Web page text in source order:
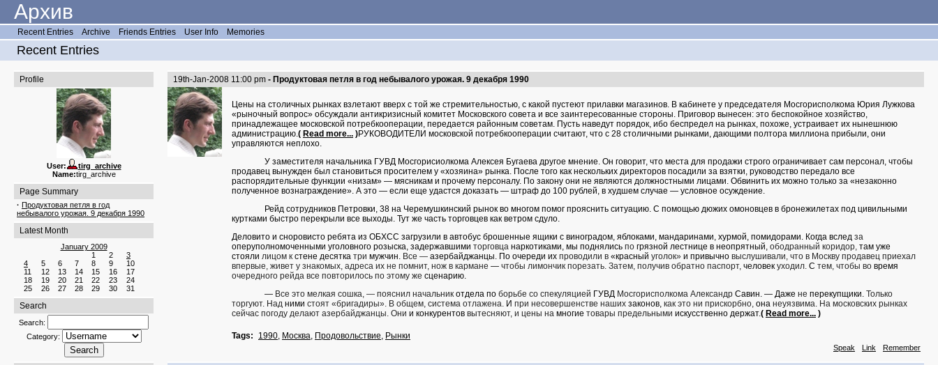
Архив
Recent Entries Archive Friends Entries User Info Memories
Recent Entries
Profile
User:
tirg_archive
Name:tirg_archive
Page Summary
· Продуктовая петля в год
небывалого урожая. 9 декабря 1990
Latest Month
January 2009
1
2
3
4
5 6 7 8 9
10
11
12 13 14 15 16
17
18
19 20 21 22 23
24
25
26 27 28 29 30 31
Search
Search:
Category:
19th-Jan-2008 11:00 pm - Продуктовая петля в год небывалого урожая. 9 декабря 1990
Цены на столичных рынках взлетают вверх с той же стремительностью, с какой пустеют прилавки магазинов. В кабинете у председателя Мосгорисполкома Юрия Лужкова
«рыночный вопрос» обсуждали антикризисный комитет Московского совета и все заинтересованные стороны. Приговор вынесен: это беспокойное хозяйство,
принадлежащее московской потребкооперации, передается районным советам. Пусть наведут порядок, ибо беспредел на рынках, похоже, устраивает их нынешнюю
администрацию.( Read more... )РУКОВОДИТЕЛИ московской потребкооперации считают, что с 28 столичными рынками, дающими полтора миллиона прибыли, они
управляются неплохо.
У заместителя начальника ГУВД Мосгорисиолкома Алексея Бугаева другое мнение. Он говорит, что ме­ста для продажи строго ограничи­вает сам персонал, чтобы
продавец вынужден был становиться проси­телем у «хозяина» рынка. После того как нескольких директоров по­садили за взятки, руководство пере­дало все
распорядительные функ­ции «низам» — мясникам и прочему персоналу. По закону они не явля­ются должностными лицами. Обви­нить их можно только за «неза­конно
полученное вознагражде­ние». А это — если еще удастся до­казать — штраф до 100 рублей, в худшем случае — условное осужде­ние.
Рейд сотрудников Петровки, 38 на Черемушкинский рынок во многом помог прояснить ситуацию. С по­мощью дюжих омоновцев в броне­жилетах под цивильными
куртками быстро перекрыли все выходы. Тут же часть торговцев как ветром сдуло.
Деловито и сноровисто ребята из ОБХСС загрузили в автобус брошен­ные ящики с виноградом, яблоками, мандаринами, хурмой, помидорами. Когда вслед за
оперуполномоченными уголовного розыска, задержавшими торговца наркотиками, мы поднялись по грязной лестнице в неопрятный, ободранный коридор, там уже
стояли лицом к стене десятка три мужчин. Все — азербайджанцы. По очереди их проводили в «красный уголок» и при­вычно выслушивали, что в Москву продавец приехал
впервые, живет у знакомых, адреса их не помнит, нож в кармане — чтобы лимончик порезать. Затем, получив обратно паспорт, че­ловек уходил. С тем, чтобы во время
очередного рейда все повторилось по этому же сценарию.
— Все это мелкая сошка, — пояснил начальникотдела поборьбе со спеку­ляцией ГУВД Мосгорисполкома АлександрСавин. — Даженеперекуп­щики.Только
торгуют. Над ними стоят «бригадиры». В общем, система отлажена. И при несовершенстве на­ших законов, как это ни прискорбно, она неуязвима. На московских рынках
сейчас погоду делают азербайджанцы. Они и конкурентов вытесняют, и цены на многие товары предельными искус­ственно держат.( Read more... )
Tags: 1990, Москва, Продовольствие, Рынки
Speak Link Remember